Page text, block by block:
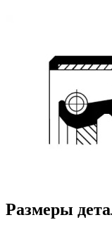
Размеры